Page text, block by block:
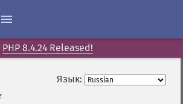
PHP 8.4.24 Released!
Язык: